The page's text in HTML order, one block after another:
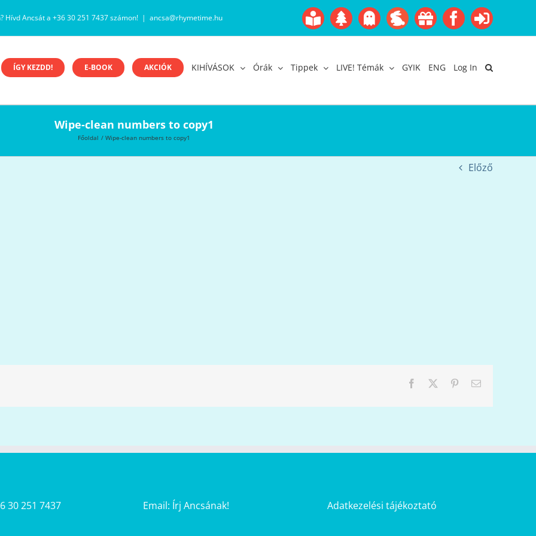
Hívd Ancsát a +36 30 251 7437 számon! | ancsa@rhymetime.hu
Boofairy
Gyerekangol
AdventHalloween
EasterAkcióFacebook
Login
ÍGY KEZDD! E-BOOK AKCIÓK KIHÍVÁSOK Órák Tippek LIVE! Témák GYIK ENG Log In
Wipe-clean numbers to copy1
Főoldal Wipe-clean numbers to copy1
Előző
Facebook PinterestEmail:
30 251 7437 Email: Írj Ancsának! Adatkezelési tájékoztató